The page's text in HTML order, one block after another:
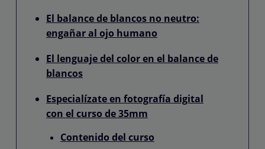
El balance de blancos no neutro:
engañar al ojo humano
El lenguaje del color en el balance de
blancos
Especialízate en fotografía digital
con el curso de 35mm
Contenido del curso